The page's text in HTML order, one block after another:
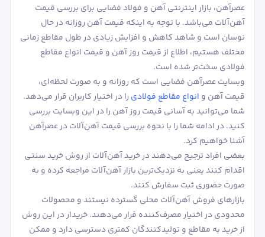
عصرآهن، بازار اینترنتی آهن و فولاد فضایی برای بررسی قیمت
آهن‌آلات می‌باشد. با توجه به اینکه قیمت آهن روزانه در حال
نوسان است و شاهد کاهش و افزایش زیادی در طول مقاطع زمانی
مختلف هستیم، اطلاع از قیمت روز آهن و قیمت انواع مقاطع
فولادی سخت‌تر شده است.
وبسایت عصرآهن فضایی است که روزانه و به صورت لحظه‌ای،
قیمت آهن و انواع مقاطع فولادی را در اختیار کاربران قرار می‌دهد.
شما می‌توانید به آسانی قیمت روز آهن را در این وبسایت بررسی
کنید. در ادامه شما را با نحوه بررسی قیمت آهن‌آلات در عصرآهن
آشنا خواهیم کرد.
بعضی افراد ترجیح می‌دهند در خرید آهن‌آلات از روش خرید سنتی
اقدام کنند یعنی به نزدیک‌ترین بازار آهن‌آلات مراجعه کرده و به
صورت حضوری ثبت سفارش کنند.
بازارهای فروش آهن‌آلات محلی گسترده نیستند و محصولات
محدودی در اختیار مصرف‌کننده قرار می‌دهند. خریدار در این روش
از خرید به مقاطع و تولیدکنندگان کمتری دسترسی دارد و ممکن